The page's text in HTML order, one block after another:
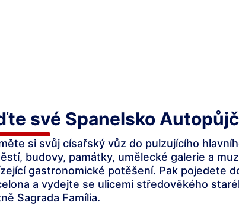
své Spanelsko
si svůj císařský vůz do pulzujícího
budovy, památky, umělecké galerie a
gastronomické potěšení. Pak pojedete
a vydejte se ulicemi středověkého
Sagrada Família.